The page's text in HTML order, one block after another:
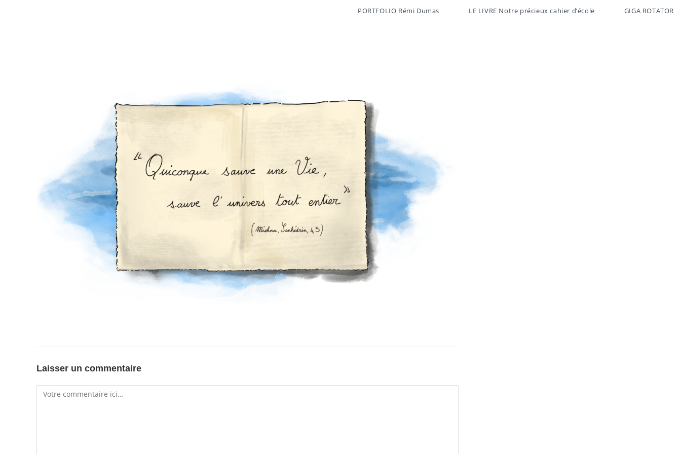
PORTFOLIO Rémi Dumas LE LIVRE Notre précieux cahier d’école GIGA ROTATOR
Laisser un commentaire